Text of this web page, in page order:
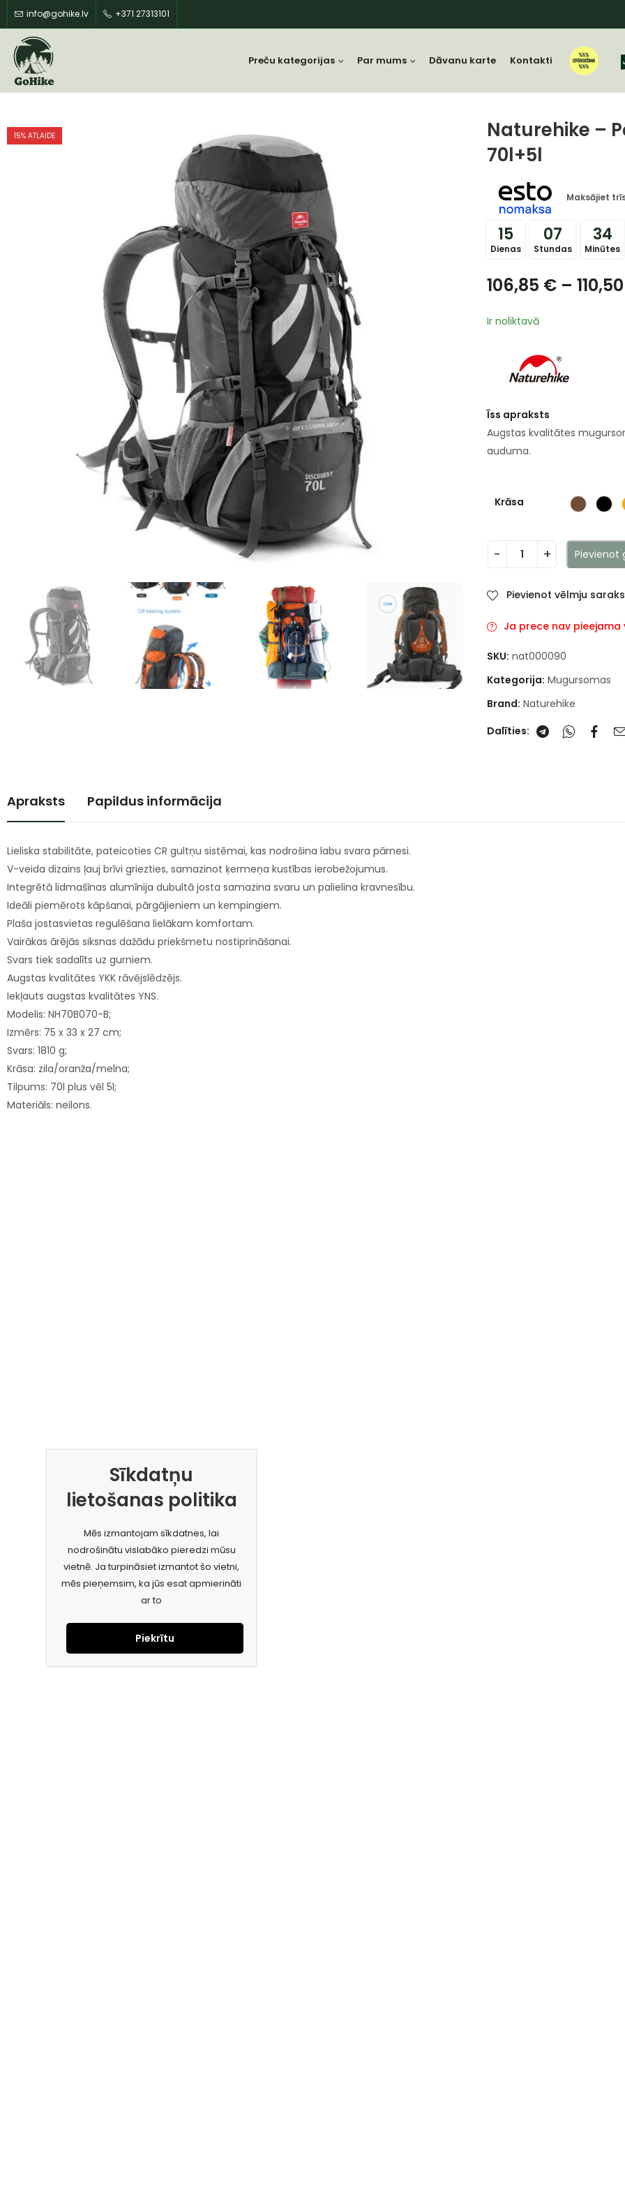
info@gohike.lv +371 27313101
Preču kategorijas Par mums Dāvanu karte Kontakti
15% ATLAIDE
Naturehike –
70l+5l
Maksājiet
15
Dienas
07
Stundas
34
Minūtes
106,85 € – 110,50
Ir noliktavā
Īss apraksts
Augstas kvalitātes
auduma.
Krāsa
Pievienot
Pievienot vēlmju
Ja prece nav pieejama
SKU: nat000090
Kategorija: Mugursomas
Brand: Naturehike
Dalīties:
Apraksts Papildus informācija
Lieliska stabilitāte, pateicoties CR gultņu sistēmai, kas nodrošina labu svara pārnesi.
V-veida dizains ļauj brīvi griezties, samazinot ķermeņa kustības ierobežojumus.
Integrētā lidmašīnas alumīnija dubultā josta samazina svaru un palielina kravnesību.
Ideāli piemērots kāpšanai, pārgājieniem un kempingiem.
Plaša jostasvietas regulēšana lielākam komfortam.
Vairākas ārējās siksnas dažādu priekšmetu nostiprināšanai.
Svars tiek sadalīts uz gurniem.
Augstas kvalitātes YKK rāvējslēdzējs.
Iekļauts augstas kvalitātes YNS.
Modelis: NH70B070-B;
Izmērs: 75 x 33 x 27 cm;
Svars: 1810 g;
Krāsa: zila/oranža/melna;
Tilpums: 70l plus vēl 5l;
Materiāls: neilons.
Sīkdatņu
lietošanas politika
Mēs izmantojam sīkdatnes, lai
nodrošinātu vislabāko pieredzi mūsu
vietnē. Ja turpināsiet izmantot šo vietni,
mēs pieņemsim, ka jūs esat apmierināti
ar to
Piekrītu